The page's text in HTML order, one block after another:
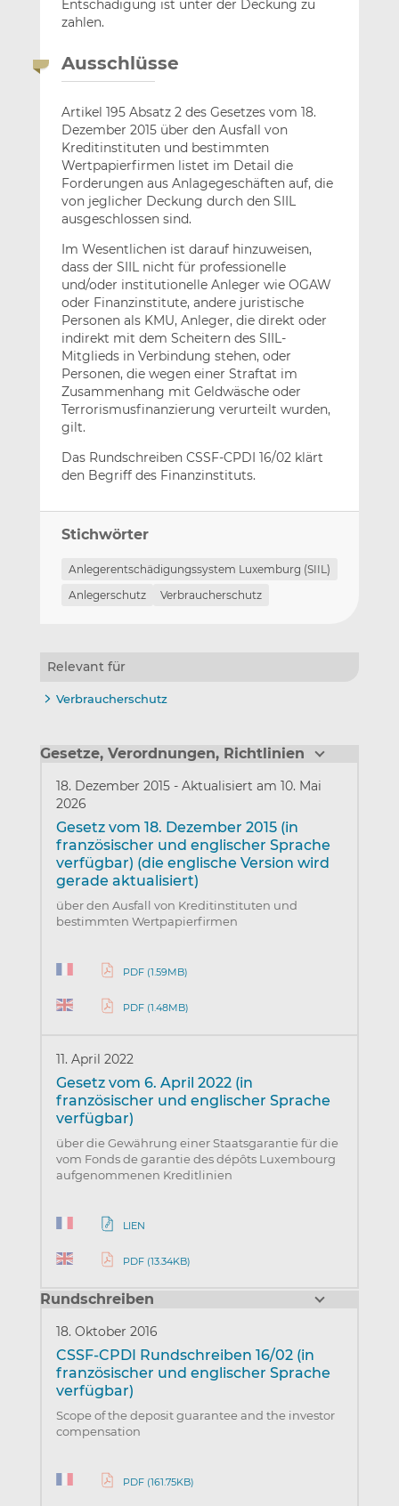
Entschädigung ist unter der Deckung zu
zahlen.
Ausschlüsse
Artikel 195 Absatz 2 des Gesetzes vom 18.
Dezember 2015 über den Ausfall von
Kreditinstituten und bestimmten
Wertpapierfirmen listet im Detail die
Forderungen aus Anlagegeschäften auf, die
von jeglicher Deckung durch den SIIL
ausgeschlossen sind.
Im Wesentlichen ist darauf hinzuweisen,
dass der SIIL nicht für professionelle
und/oder institutionelle Anleger wie OGAW
oder Finanzinstitute, andere juristische
Personen als KMU, Anleger, die direkt oder
indirekt mit dem Scheitern des SIIL-
Mitglieds in Verbindung stehen, oder
Personen, die wegen einer Straftat im
Zusammenhang mit Geldwäsche oder
Terrorismusfinanzierung verurteilt wurden,
gilt.
Das Rundschreiben CSSF-CPDI 16/02 klärt
den Begriff des Finanzinstituts.
Stichwörter
Anlegerentschädigungssystem Luxemburg (SIIL)
Anlegerschutz
Verbraucherschutz
Relevant für
Verbraucherschutz
Gesetze, Verordnungen, Richtlinien
18. Dezember 2015 - Aktualisiert am 10. Mai
2026
Gesetz vom 18. Dezember 2015 (in
französischer und englischer Sprache
verfügbar) (die englische Version wird
gerade aktualisiert)
über den Ausfall von Kreditinstituten und
bestimmten Wertpapierfirmen
PDF (1.59MB)
PDF (1.48MB)
11. April 2022
Gesetz vom 6. April 2022 (in
französischer und englischer Sprache
verfügbar)
über die Gewährung einer Staatsgarantie für die
vom Fonds de garantie des dépôts Luxembourg
aufgenommenen Kreditlinien
LIEN
PDF (13.34KB)
Rundschreiben
18. Oktober 2016
CSSF-CPDI Rundschreiben 16/02 (in
französischer und englischer Sprache
verfügbar)
Scope of the deposit guarantee and the investor
compensation
PDF (161.75KB)